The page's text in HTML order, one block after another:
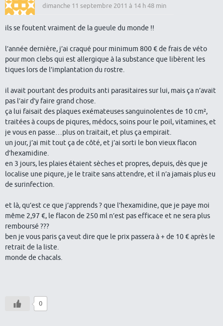
dimanche 11 septembre 2011 à 14 h 48 min
ils se foutent vraiment de la gueule du monde !!
l’année dernière, j’ai craqué pour minimum 800 € de frais de véto
pour mon clebs qui est allergique à la substance que libèrent les
tiques lors de l’implantation du rostre.
il avait pourtant des produits anti parasitaires sur lui, mais ça n’avait
pas l’air d’y faire grand chose.
ça lui faisait des plaques exémateuses sanguinolentes de 10 cm²,
traitées à coups de piqures, médocs, soins pour le poil, vitamines, et
je vous en passe…plus on traitait, et plus ça empirait.
un jour, j’ai mit tout ça de côté, et j’ai sorti le bon vieux flacon
d’hexamidine.
en 3 jours, les plaies étaient sèches et propres, depuis, dès que je
localise une piqure, je le traite sans attendre, et il n’a jamais plus eu
de surinfection.
et là, qu’est ce que j’apprends ? que l’hexamidine, que je paye moi
même 2,97 €, le flacon de 250 ml n’est pas efficace et ne sera plus
remboursé ???
ben je vous paris ça veut dire que le prix passera à + de 10 € après le
retrait de la liste.
monde de chacals.
0